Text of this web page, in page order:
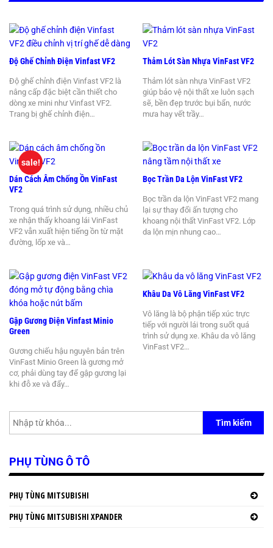
Độ Ghế Chỉnh Điện Vinfast VF2
Độ ghế chỉnh điện Vinfast VF2 là
nâng cấp đặc biệt cần thiết cho
dòng xe mini như Vinfast VF2.
Trang bị ghế chỉnh điện…
Thảm Lót Sàn Nhựa VinFast VF2
Thảm lót sàn nhựa VinFast VF2
giúp bảo vệ nội thất xe luôn sạch
sẽ, bền đẹp trước bụi bẩn, nước
mưa hay vết trầy…
Dán Cách Âm Chống Ồn VinFast
VF2
Trong quá trình sử dụng, nhiều chủ
xe nhận thấy khoang lái VinFast
VF2 vẫn xuất hiện tiếng ồn từ mặt
đường, lốp xe và…
sale!
Bọc Trần Da Lộn VinFast VF2
Bọc trần da lộn VinFast VF2 mang
lại sự thay đổi ấn tượng cho
khoang nội thất VinFast VF2. Lớp
da lộn mịn nhung cao…
Gập Gương Điện Vinfast Minio
Green
Gương chiếu hậu nguyên bản trên
VinFast Minio Green là gương mở
cơ, phải dùng tay để gập gương lại
khi đỗ xe và đẩy…
Khâu Da Vô Lăng VinFast VF2
Vô lăng là bộ phận tiếp xúc trực
tiếp với người lái trong suốt quá
trình sử dụng xe. Khâu da vô lăng
VinFast VF2…
Tìm kiếm
PHỤ TÙNG Ô TÔ
PHỤ TÙNG MITSUBISHI
PHỤ TÙNG MITSUBISHI XPANDER